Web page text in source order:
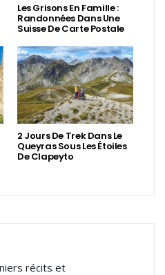
Les Grisons En Famille :
Randonnées Dans Une
Suisse De Carte Postale
2 Jours De Trek Dans Le
Queyras Sous Les Étoiles
De Clapeyto
récits et